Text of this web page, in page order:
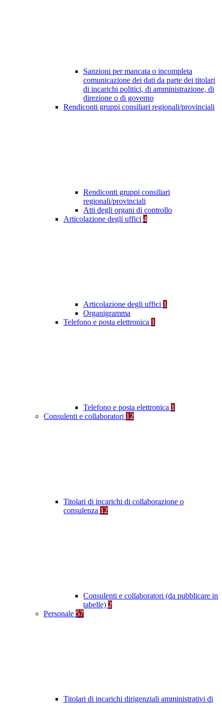
Sanzioni per mancata o incompleta
comunicazione dei dati da parte dei titolari
di incarichi politici, di amministrazione, di
direzione o di governo
Rendiconti gruppi consiliari regionali/provinciali
Rendiconti gruppi consiliari
regionali/provinciali
Atti degli organi di controllo
Articolazione degli uffici 4
Articolazione degli uffici 1
Organigramma
Telefono e posta elettronica 1
Telefono e posta elettronica 1
Consulenti e collaboratori 12
Titolari di incarichi di collaborazione o
consulenza 12
Consulenti e collaboratori (da pubblicare in
tabelle) 2
Personale 57
Titolari di incarichi dirigenziali amministrativi di